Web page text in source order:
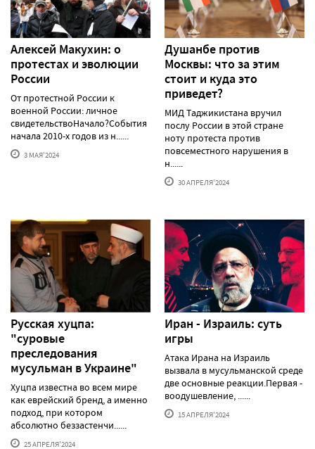
Алексей Макуxин: о
протестаx и эволюции
России
От протестной России к
военной России: личное
свидетельствоНачало?События
начала 2010-х годов из н......
3 МАЯ'2024
Душанбе против
Москвы: что за этим
стоит и куда это
приведет?
МИД Таджикистана вручил
послу России в этой стране
ноту протеста против
повсеместного нарушения в
н......
30 АПРЕЛЯ'2024
Русская хуцпа:
"суровые
преследования
мусульман в Украине"
Хуцпа известна во всем мире
как еврейский бренд, а именно
подход, при котором
абсолютно беззастенчи......
25 АПРЕЛЯ'2024
Иран - Израиль: суть
игры
Атака Ирана на Израиль
вызвала в мусульманской среде
две основные реакции.Первая -
воодушевление, ......
15 АПРЕЛЯ'2024